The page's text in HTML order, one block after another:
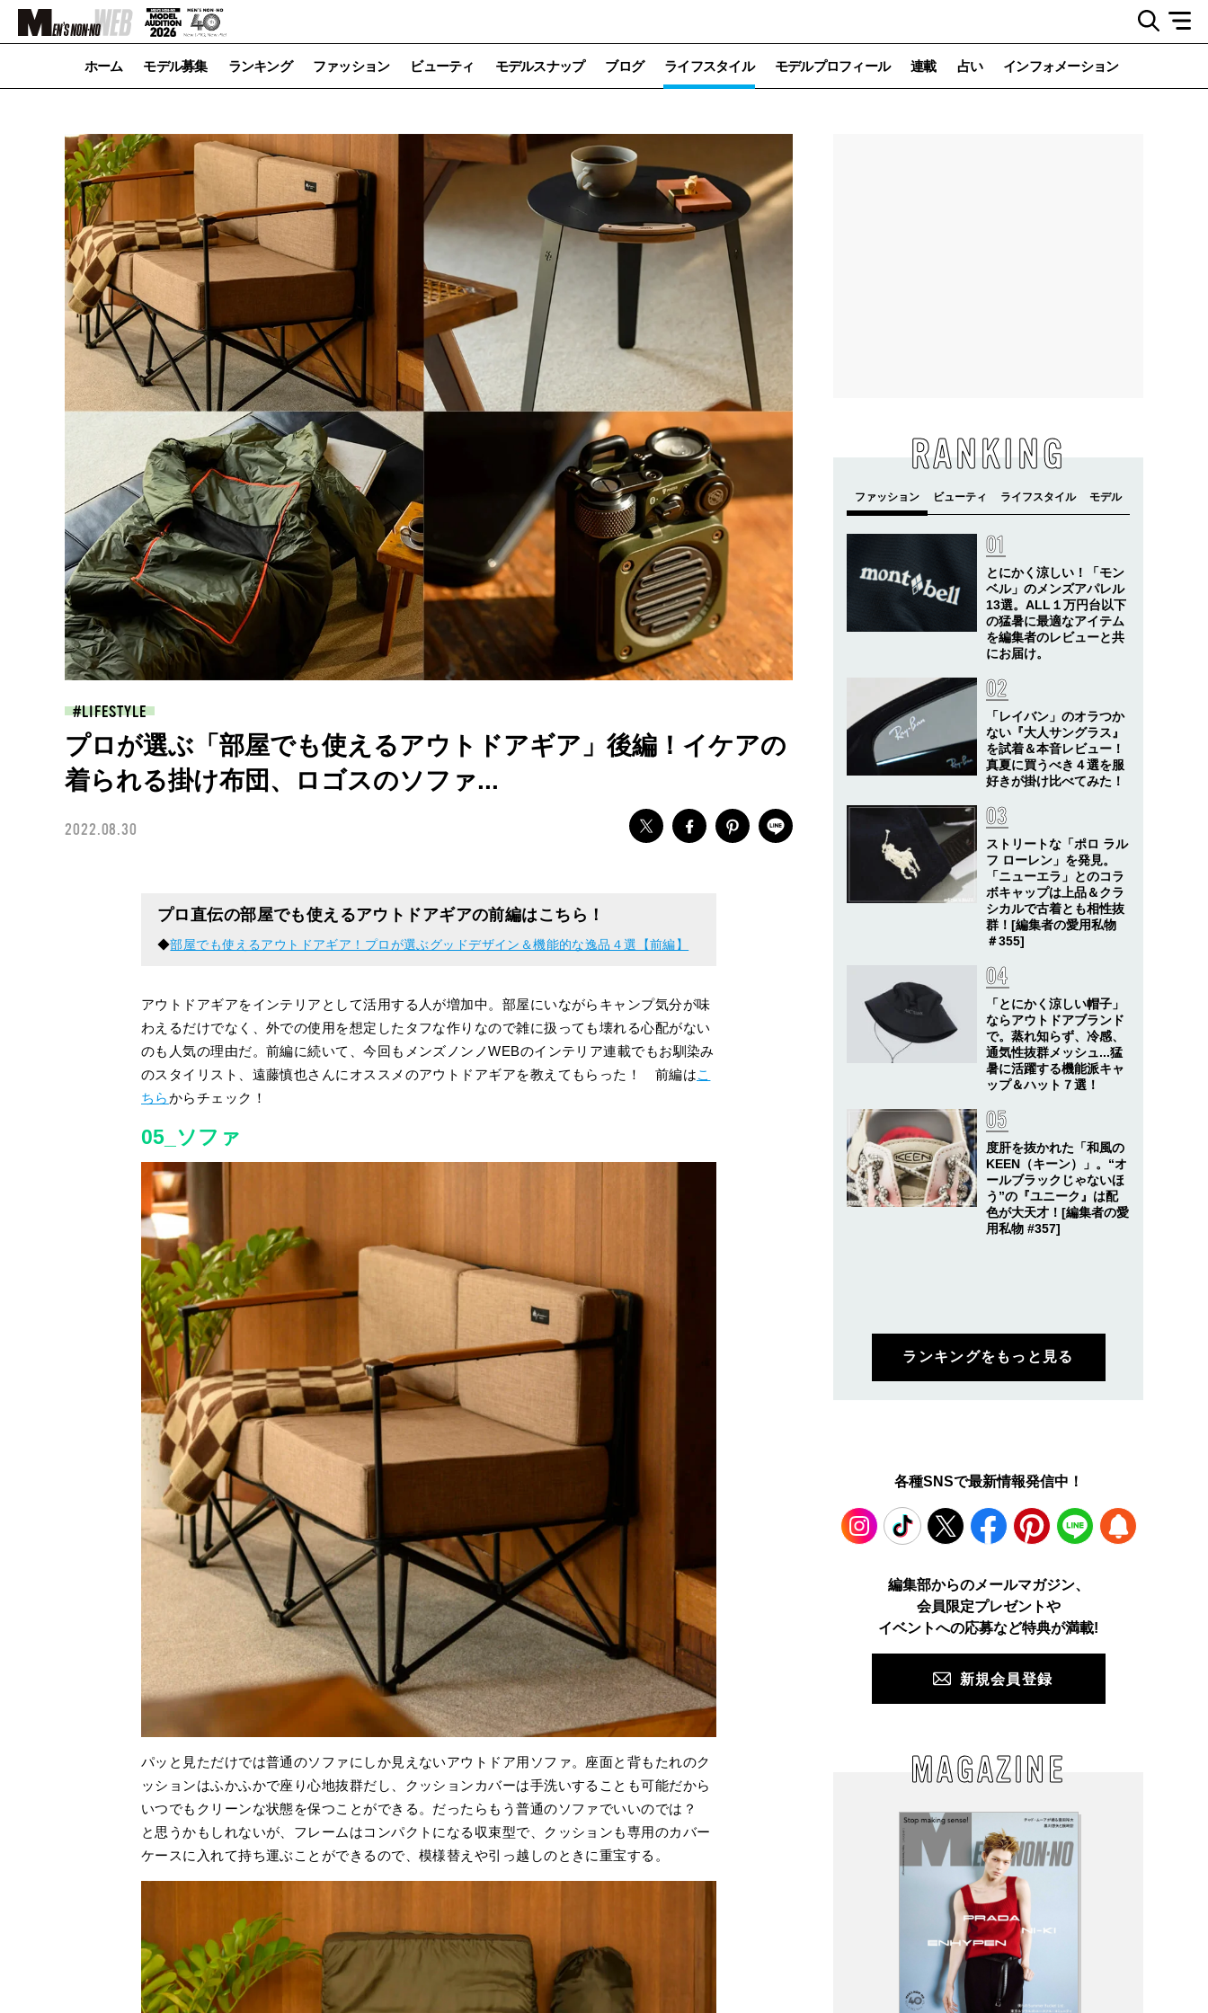
ホーム モデル募集 ランキング ファッション ビューティ モデルスナップ ブログ ライフスタイル モデルプロフィール 連載 占い インフォメーション
LIFESTYLE
プロが選ぶ「部屋でも使えるアウトドアギア」後編！イケアの
着られる掛け布団、ロゴスのソファ...
2022.08.30
プロ直伝の部屋でも使えるアウトドアギアの前編はこちら！
◆部屋でも使えるアウトドアギア！プロが選ぶグッドデザイン＆機能的な逸品４選【前編】
アウトドアギアをインテリアとして活用する人が増加中。部屋にいながらキャンプ気分が味
わえるだけでなく、外での使用を想定したタフな作りなので雑に扱っても壊れる心配がない
のも人気の理由だ。前編に続いて、今回もメンズノンノWEBのインテリア連載でもお馴染み
のスタイリスト、遠藤慎也さんにオススメのアウトドアギアを教えてもらった！ 前編はこ
ちらからチェック！
05_ソファ
パッと見ただけでは普通のソファにしか見えないアウトドア用ソファ。座面と背もたれのク
ッションはふかふかで座り心地抜群だし、クッションカバーは手洗いすることも可能だから
いつでもクリーンな状態を保つことができる。だったらもう普通のソファでいいのでは？
と思うかもしれないが、フレームはコンパクトになる収束型で、クッションも専用のカバー
ケースに入れて持ち運ぶことができるので、模様替えや引っ越しのときに重宝する。
RANKING
とにかく涼しい！「モン
ベル」のメンズアパレル
13選。ALL１万円台以下
の猛暑に最適なアイテム
を編集者のレビューと共
にお届け。
「レイバン」のオラつか
ない『大人サングラス』
を試着＆本音レビュー！
真夏に買うべき４選を服
好きが掛け比べてみた！
ストリートな「ポロ ラル
フ ローレン」を発見。
「ニューエラ」とのコラ
ボキャップは上品＆クラ
シカルで古着とも相性抜
群！[編集者の愛用私物
＃355]
「とにかく涼しい帽子」
ならアウトドアブランド
で。蒸れ知らず、冷感、
通気性抜群メッシュ...猛
暑に活躍する機能派キャ
ップ＆ハット７選！
度肝を抜かれた「和風の
KEEN（キーン）」。“オ
ールブラックじゃないほ
う”の『ユニーク』は配
色が大天才！[編集者の愛
用私物 #357]
ランキングをもっと見る
各種SNSで最新情報発信中！
TikTok Facebook Pinterest LINE
編集部からのメールマガジン、
会員限定プレゼントや
イベントへの応募など特典が満載!
新規会員登録
MAGAZINE